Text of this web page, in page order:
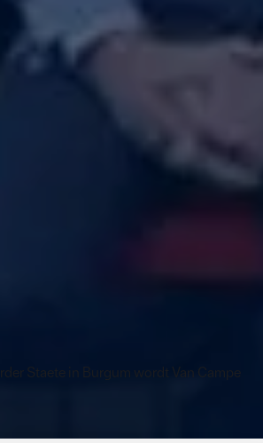
Staete in Burgum wordt Van Campen